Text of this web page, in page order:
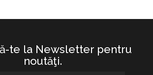
te la Newsletter pentru
noutăţi.